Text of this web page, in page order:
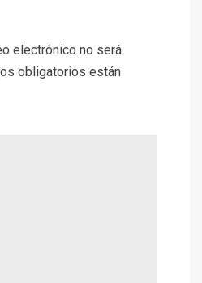
electrónico no será
obligatorios están